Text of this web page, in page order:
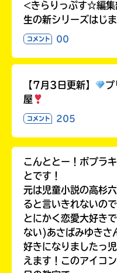
<きらりっぷす☆編集
生の新シリーズはじ
コメント 00
【7月3日更新】 プ
屋
コメント 205
こんととー！ポプラ
とです！
元は児童小説の高杉
ると言いきれないので
とにかく恋愛大好き
ない)あさばみゆきさ
好きになりましたっ
えます！このアイコ